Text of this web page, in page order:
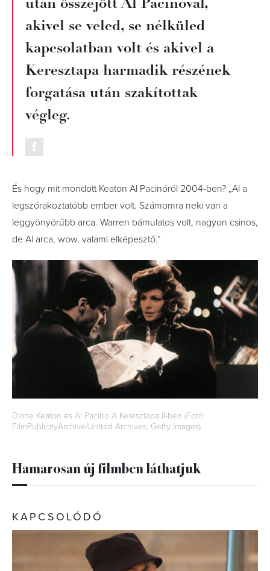
akivel se veled, se nélküled
kapcsolatban volt és akivel a
Keresztapa harmadik részének
forgatása után szakítottak
végleg.
És hogy mit mondott Keaton Al Pacinóról 2004-ben? „Al a
legszórakoztatóbb ember volt. Számomra neki van a
leggyönyörűbb arca. Warren bámulatos volt, nagyon csinos,
de Al arca, wow, valami elképesztő.”
Diane Keaton és Al Pacino A Keresztapa II-ben (Fotó:
FilmPublicityArchive/United Archives, Getty Images)
Hamarosan új filmben láthatjuk
KAPCSOLÓDÓ